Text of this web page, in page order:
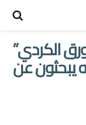
الكردي”
يبحثون عن